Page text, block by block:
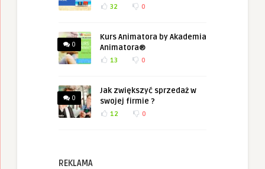
32 0
0
Kurs Animatora by Akademia
Animatora®
13 0
0
Jak zwiększyć sprzedaż w
swojej firmie ?
12 0
REKLAMA